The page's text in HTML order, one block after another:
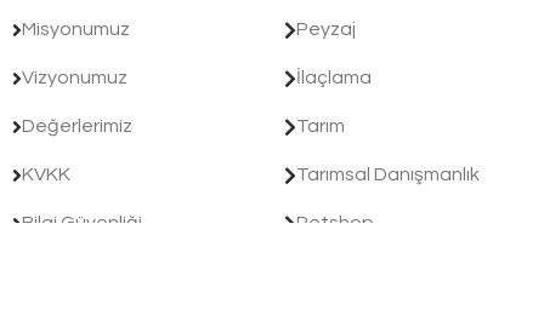
Misyonumuz
Vizyonumuz
Değerlerimiz
KVKK
Bilgi Güvenliği
Peyzaj
İlaçlama
Tarım
Tarımsal Danışmanlık
Petshop